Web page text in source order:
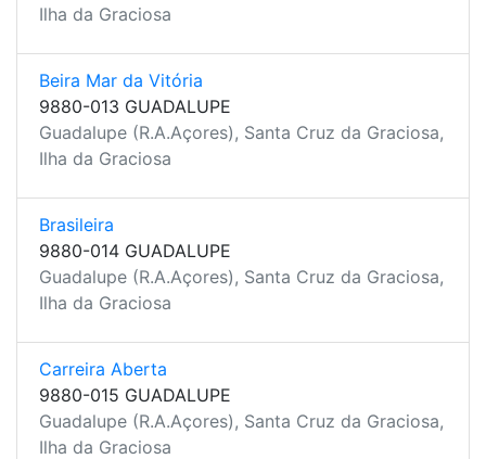
Ilha da Graciosa
Beira Mar da Vitória
9880-013 GUADALUPE
Guadalupe (R.A.Açores), Santa Cruz da Graciosa,
Ilha da Graciosa
Brasileira
9880-014 GUADALUPE
Guadalupe (R.A.Açores), Santa Cruz da Graciosa,
Ilha da Graciosa
Carreira Aberta
9880-015 GUADALUPE
Guadalupe (R.A.Açores), Santa Cruz da Graciosa,
Ilha da Graciosa